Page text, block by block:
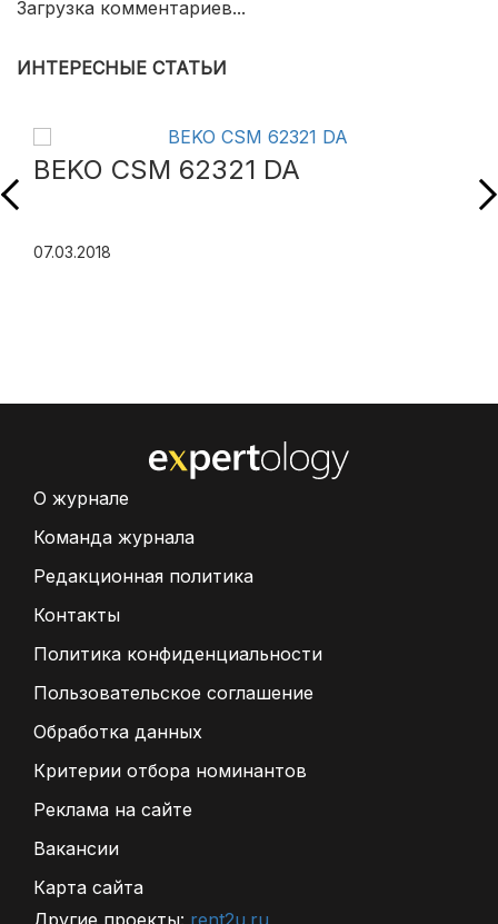
Загрузка комментариев...
ИНТЕРЕСНЫЕ СТАТЬИ
BEKO CSM 62321 DA
07.03.2018
О журнале
Команда журнала
Редакционная политика
Контакты
Политика конфиденциальности
Пользовательское соглашение
Обработка данных
Критерии отбора номинантов
Реклама на сайте
Вакансии
Карта сайта
Другие проекты: rent2u.ru